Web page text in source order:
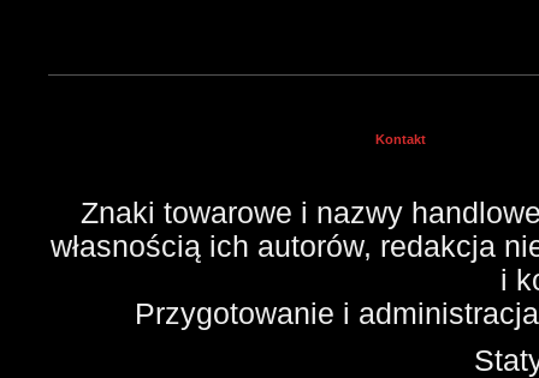
Kontakt
Znaki towarowe i nazwy
własnością ich autorów, redakcja
i
Przygotowanie i